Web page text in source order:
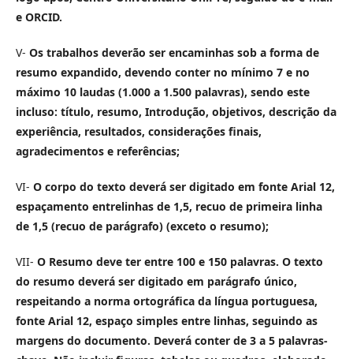
e ORCID.
V- Os trabalhos deverão ser encaminhas sob a forma de
resumo expandido, devendo conter no mínimo 7 e no
máximo 10 laudas (1.000 a 1.500 palavras), sendo este
incluso: título, resumo, Introdução, objetivos, descrição da
experiência, resultados, considerações finais,
agradecimentos e referências;
VI- O corpo do texto deverá ser digitado em fonte Arial 12,
espaçamento entrelinhas de 1,5, recuo de primeira linha
de 1,5 (recuo de parágrafo) (exceto o resumo);
VII- O Resumo deve ter entre 100 e 150 palavras. O texto
do resumo deverá ser digitado em parágrafo único,
respeitando a norma ortográfica da língua portuguesa,
fonte Arial 12, espaço simples entre linhas, seguindo as
margens do documento. Deverá conter de 3 a 5 palavras-